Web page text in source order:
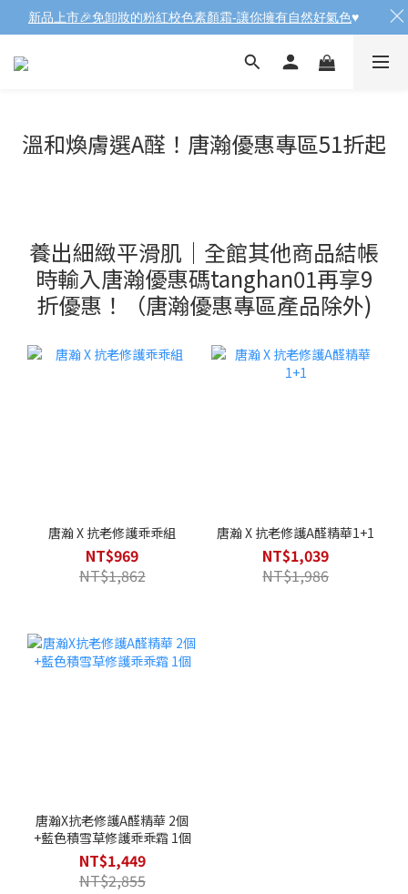
溫和煥膚選A醛！唐瀚優惠專區51折起
養出細緻平滑肌｜全館其他商品結帳
時輸入唐瀚優惠碼tanghan01再享9
折優惠！（唐瀚優惠專區產品除外)
唐瀚 X 抗老修護乖乖組
NT$969
NT$1,862
唐瀚 X 抗老修護A醛精華1+1
NT$1,039
NT$1,986
唐瀚X抗老修護A醛精華 2個
+藍色積雪草修護乖乖霜 1個
NT$1,449
NT$2,855
新品上市🎉免卸妝的粉紅校色素顏霜-讓你擁有自然好氣色♥️